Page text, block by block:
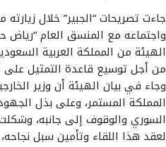
جاءت تصريحات “الجبير” خلال زيارته
واجتماعه مع المنسق العام “رياض
الهيئة من المملكة العربية
من أجل توسيع قاعدة التمثيل على
وجاء في بيان الهيئة أن وزير
المملكة المستمر، وعلى بذل
السوري والوقوف إلى جانبه،
لعقد هذا اللقاء وتأمين سبل